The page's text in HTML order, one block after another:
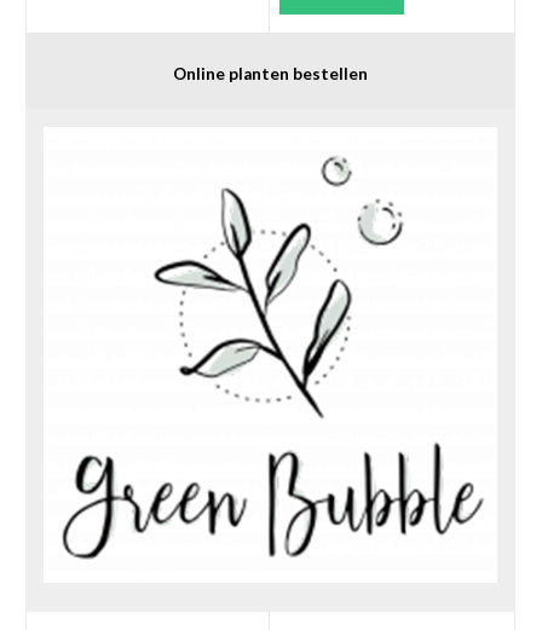
Online planten bestellen